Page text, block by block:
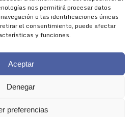
nos permitirá procesar datos
o las identificaciones únicas
el consentimiento, puede afectar
y funciones.
Aceptar
Denegar
preferencias